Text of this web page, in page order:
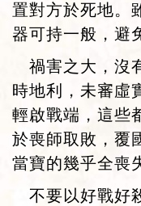
置對方於死地。
器可持一般，避
禍害之大，沒
時地利，未審虛
輕啟戰端，這些
於喪師取敗，覆
當寶的幾乎全喪
不要以好戰好